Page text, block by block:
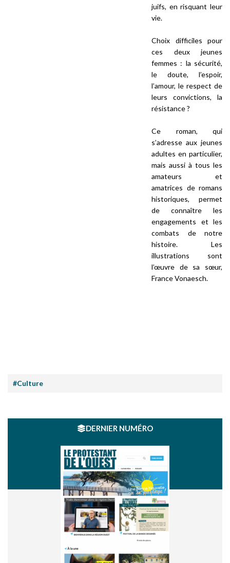
juifs, en risquant leur
vie.
Choix difficiles pour
ces deux jeunes
femmes : la sécurité,
le doute, l’espoir,
l’amour, le respect de
leurs convictions, la
résistance ?
Ce roman, qui
s’adresse aux jeunes
adultes en particulier,
mais aussi à tous les
amateurs et
amatrices de romans
historiques, permet
de connaître les
engagements et les
combats de notre
histoire. Les
illustrations sont
l’œuvre de sa sœur,
France Vonaesch.
#Culture
DERNIER NUMÉRO